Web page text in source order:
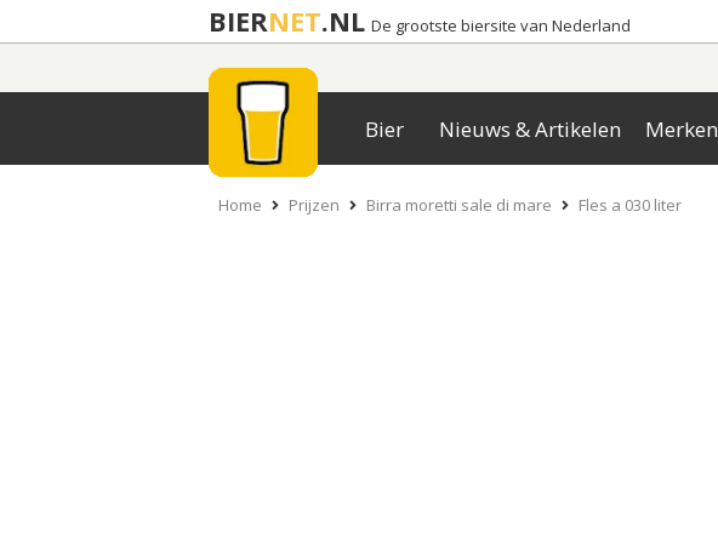
BIERNET.NL De grootste biersite van Nederland
Bier Nieuws & Artikelen Merken
Home Prijzen Birra moretti sale di mare Fles a 030 liter